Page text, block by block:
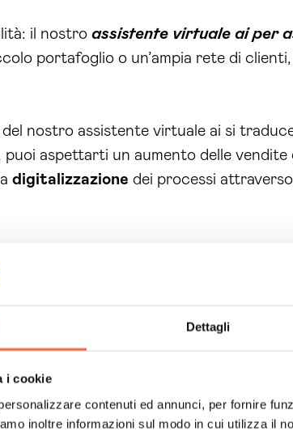
Dettagli
i cookie
contenuti ed annunci, per fornire
inoltre informazioni sul modo in cui utilizza il
il nostro assistente virtuale ai per
portafoglio o un’ampia rete di
del nostro assistente virtuale ai si
puoi aspettarti un aumento delle
digitalizzazione dei processi
trasformare digitalmente la tua
il potenziale della tua azienda.
. Siamo pronti a offrirti
nuovo livello di successo. Non
trasformazione digitaledi cui hai